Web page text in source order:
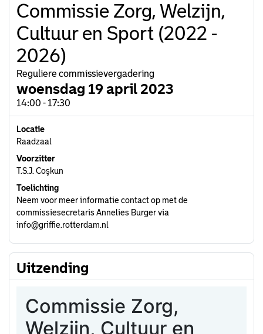
Commissie Zorg, Welzijn,
Cultuur en Sport (2022 -
2026)
Reguliere commissievergadering
woensdag 19 april 2023
14:00 - 17:30
Locatie
Raadzaal
Voorzitter
T.S.J. Coşkun
Toelichting
Neem voor meer informatie contact op met de
commissiesecretaris Annelies Burger via
info@griffie.rotterdam.nl
Uitzending